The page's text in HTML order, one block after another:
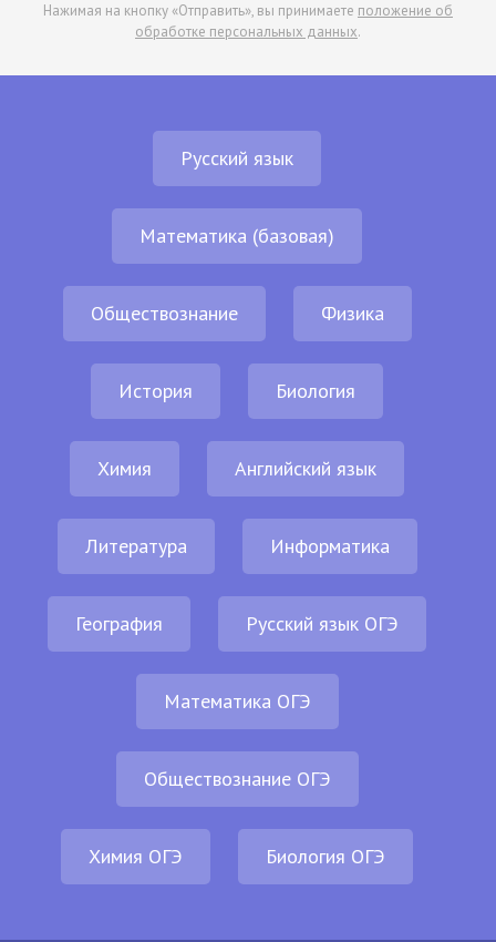
Нажимая на кнопку «Отправить», вы принимаете положение об
обработке персональных данных.
Русский язык
Математика (базовая)
Обществознание Физика
История Биология
Химия Английский язык
Литература Информатика
География Русский язык ОГЭ
Математика ОГЭ
Обществознание ОГЭ
Химия ОГЭ Биология ОГЭ